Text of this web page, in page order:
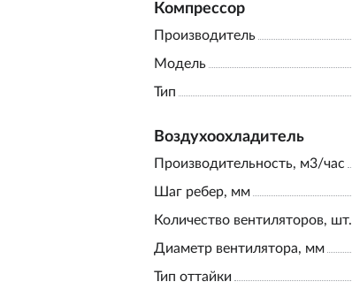
Компрессор
Производитель
Модель
Тип
Воздухоохладитель
Производительность, м3/час
Шаг ребер, мм
Количество вентиляторов, шт.
Диаметр вентилятора, мм
Тип оттайки